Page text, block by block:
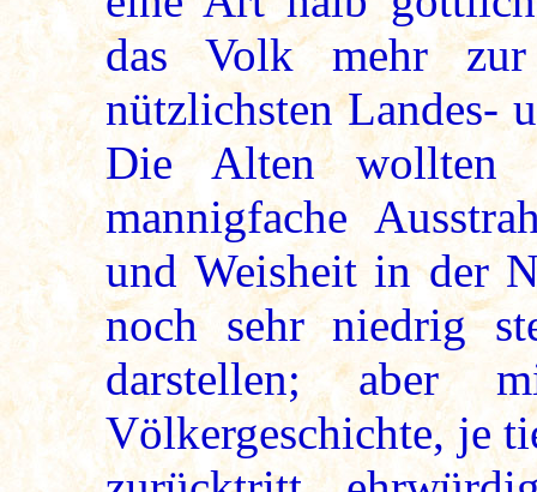
das Volk mehr zur
nützlichsten Landes-
Die Alten wollten
mannigfache
und Weisheit in der
noch sehr niedrig
darstellen;
Völkergeschichte, je